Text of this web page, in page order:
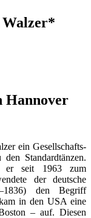
Walzer*
Hannover
ein Gesellschafts-
Standardtänzen.
er seit 1963 zum
der deutsche
den Begriff
in den USA eine
– auf. Diesen